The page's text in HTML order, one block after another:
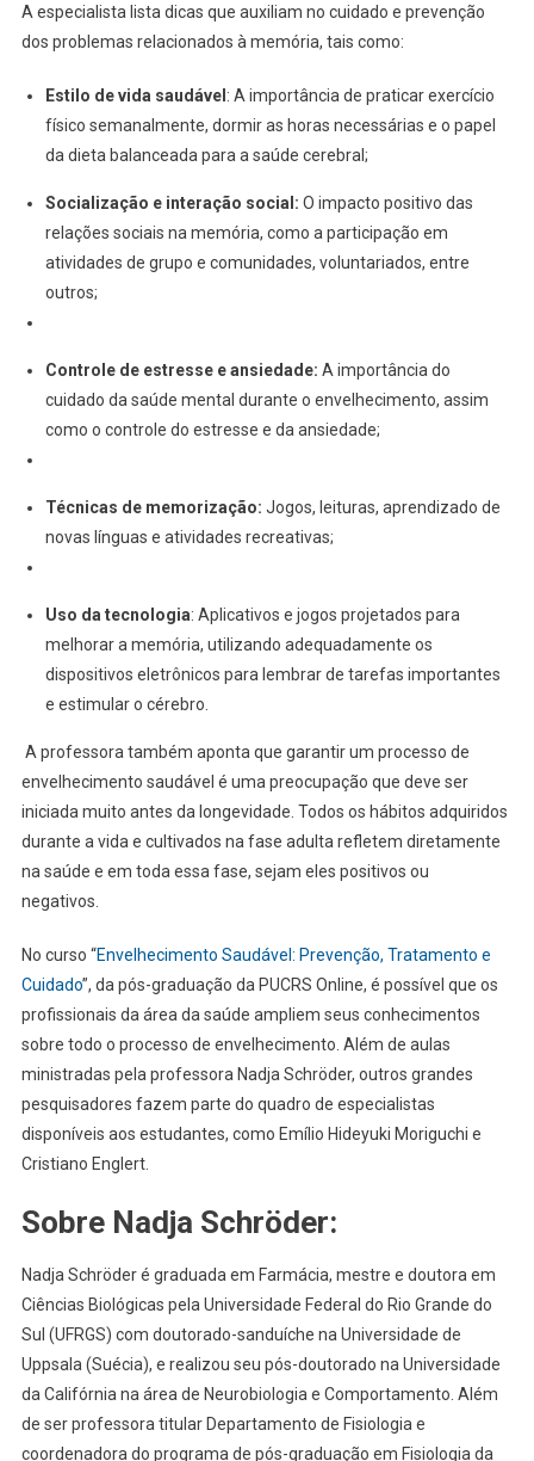
A especialista lista dicas que auxiliam no cuidado e prevenção
dos problemas relacionados à memória, tais como:
Estilo de vida saudável : A importância de praticar exercício
físico semanalmente, dormir as horas necessárias e o papel
da dieta balanceada para a saúde cerebral;
Socialização e interação social: O impacto positivo das
relações sociais na memória, como a participação em
atividades de grupo e comunidades, voluntariados, entre
outros;
Controle de estresse e ansiedade: A importância do
cuidado da saúde mental durante o envelhecimento, assim
como o controle do estresse e da ansiedade;
Técnicas de memorização: Jogos, leituras, aprendizado de
novas línguas e atividades recreativas;
Uso da tecnologia: Aplicativos e jogos projetados para
melhorar a memória, utilizando adequadamente os
dispositivos eletrônicos para lembrar de tarefas importantes
e estimular o cérebro.
A professora também aponta que garantir um processo de
envelhecimento saudável é uma preocupação que deve ser
iniciada muito antes da longevidade. Todos os hábitos adquiridos
durante a vida e cultivados na fase adulta refletem diretamente
na saúde e em toda essa fase, sejam eles positivos ou
negativos.
No curso “Envelhecimento Saudável: Prevenção, Tratamento e
Cuidado”, da pós-graduação da PUCRS Online, é possível que os
profissionais da área da saúde ampliem seus conhecimentos
sobre todo o processo de envelhecimento. Além de aulas
ministradas pela professora Nadja Schröder, outros grandes
pesquisadores fazem parte do quadro de especialistas
disponíveis aos estudantes, como Emílio Hideyuki Moriguchi e
Cristiano Englert.
Sobre Nadja Schröder:
Nadja Schröder é graduada em Farmácia, mestre e doutora em
Ciências Biológicas pela Universidade Federal do Rio Grande do
Sul (UFRGS) com doutorado-sanduíche na Universidade de
Uppsala (Suécia), e realizou seu pós-doutorado na Universidade
da Califórnia na área de Neurobiologia e Comportamento. Além
de ser professora titular Departamento de Fisiologia e
coordenadora do programa de pós-graduação em Fisiologia da